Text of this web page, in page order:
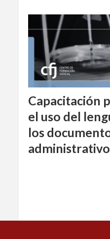
Capacitación
el uso del
los